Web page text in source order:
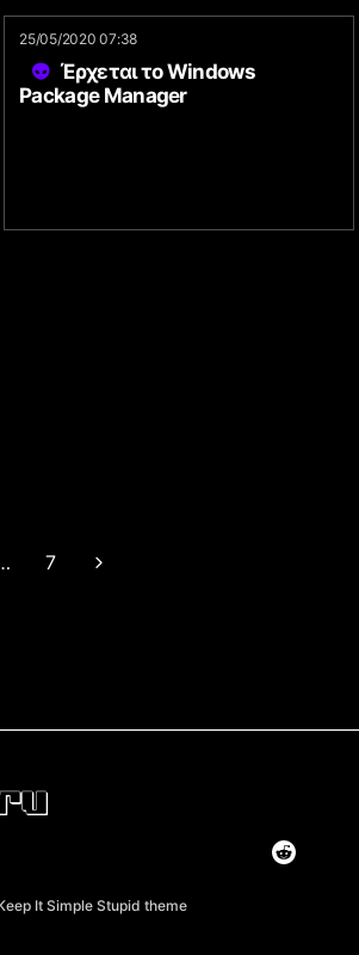
25/05/2020 07:38
Έρχεται το Windows
Package Manager
7
It Simple Stupid theme